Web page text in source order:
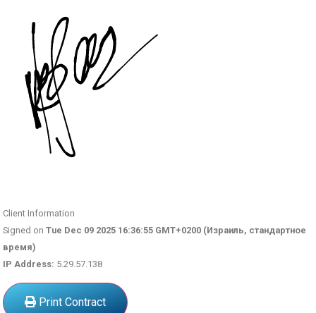
Client Information
Signed onTue Dec 09 2025 16:36:55 GMT+0200 (Израиль, стандартное
время)
IP Address: 5.29.57.138
Print Contract